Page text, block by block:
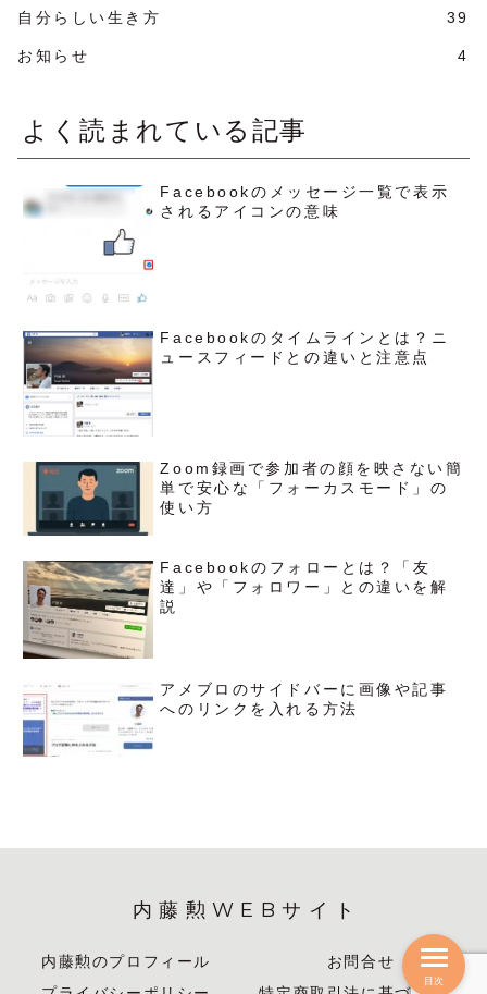
自分らしい生き方 39
お知らせ 4
よく読まれている記事
Facebookのメッセージ一覧で表示
されるアイコンの意味
Facebookのタイムラインとは？ニ
ュースフィードとの違いと注意点
Zoom録画で参加者の顔を映さない簡
単で安心な「フォーカスモード」の
使い方
Facebookのフォローとは？「友
達」や「フォロワー」との違いを解
説
アメブロのサイドバーに画像や記事
へのリンクを入れる方法
内藤勲WEBサイト
内藤勲のプロフィール
お問合せ
目次